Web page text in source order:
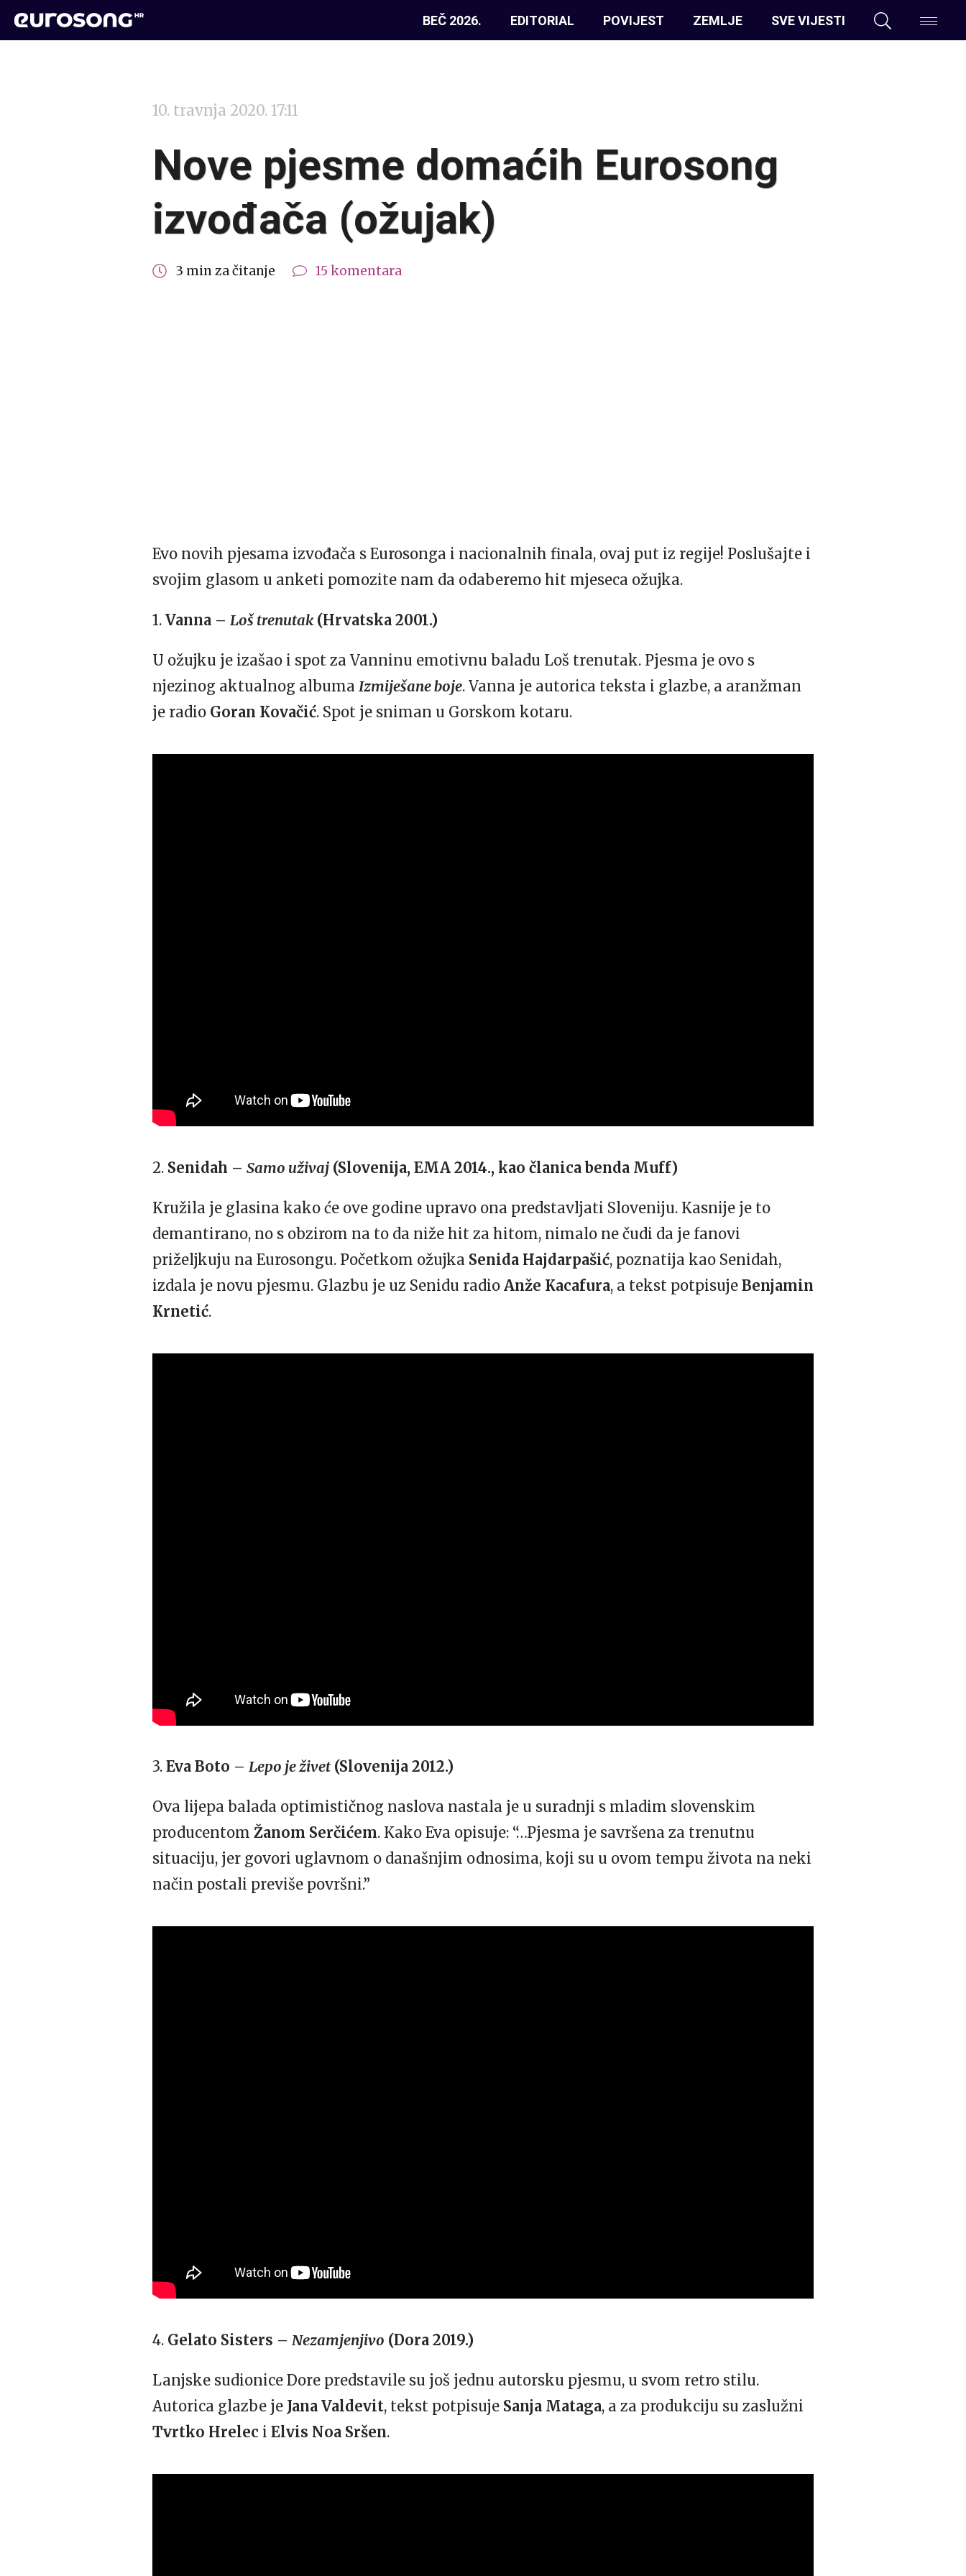
BEČ 2026. EDITORIAL POVIJEST ZEMLJE SVE VIJESTI
10. travnja 2020. 17:11
Nove pjesme domaćih Eurosong
izvođača (ožujak)
3 min za čitanje 15 komentara
Evo novih pjesama izvođača s Eurosonga i nacionalnih finala, ovaj put iz regije! Poslušajte i
svojim glasom u anketi pomozite nam da odaberemo hit mjeseca ožujka.
1. Vanna – Loš trenutak(Hrvatska 2001.)
U ožujku je izašao i spot za Vanninu emotivnu baladu Loš trenutak. Pjesma je ovo s
njezinog aktualnog albuma Izmiješane boje. Vanna je autorica teksta i glazbe, a aranžman
je radio Goran Kovačić. Spot je sniman u Gorskom kotaru.
2. Senidah – Samo uživaj (Slovenija, EMA 2014., kao članica benda Muff)
Kružila je glasina kako će ove godine upravo ona predstavljati Sloveniju. Kasnije je to
demantirano, no s obzirom na to da niže hit za hitom, nimalo ne čudi da je fanovi
priželjkuju na Eurosongu. Početkom ožujka Senida Hajdarpašić, poznatija kao Senidah,
izdala je novu pjesmu. Glazbu je uz Senidu radio Anže Kacafura, a tekst potpisuje Benjamin
Krnetić.
3. Eva Boto – Lepo je živet(Slovenija 2012.)
Ova lijepa balada optimističnog naslova nastala je u suradnji s mladim slovenskim
producentom Žanom Serčićem. Kako Eva opisuje: “…Pjesma je savršena za trenutnu
situaciju, jer govori uglavnom o današnjim odnosima, koji su u ovom tempu života na neki
način postali previše površni.”
4. Gelato Sisters – Nezamjenjivo (Dora 2019.)
Lanjske sudionice Dore predstavile su još jednu autorsku pjesmu, u svom retro stilu.
Autorica glazbe je Jana Valdevit, tekst potpisuje Sanja Mataga, a za produkciju su zaslužni
Tvrtko Hrelec i Elvis Noa Sršen.